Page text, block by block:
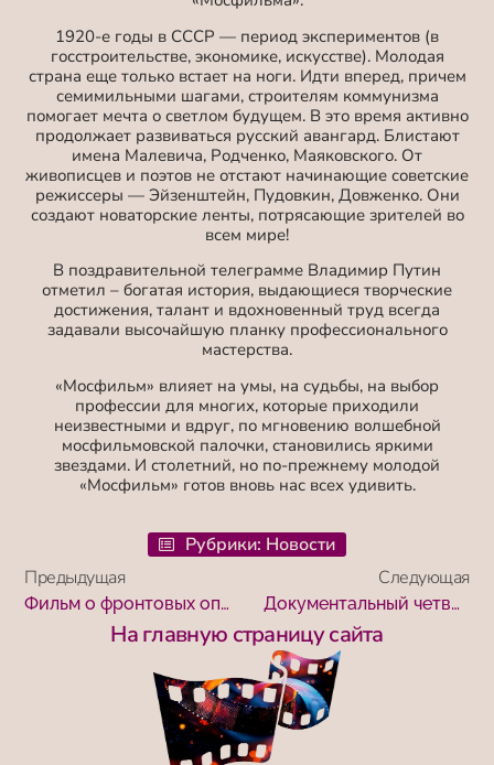
1920-е годы в СССР — период экспериментов (в
госстроительстве, экономике, искусстве). Молодая
страна еще только встает на ноги. Идти вперед, причем
семимильными шагами, строителям коммунизма
помогает мечта о светлом будущем. В это время активно
продолжает развиваться русский авангард. Блистают
имена Малевича, Родченко, Маяковского. От
живописцев и поэтов не отстают начинающие советские
режиссеры — Эйзенштейн, Пудовкин, Довженко. Они
создают новаторские ленты, потрясающие зрителей во
всем мире!
В поздравительной телеграмме Владимир Путин
отметил – богатая история, выдающиеся творческие
достижения, талант и вдохновенный труд всегда
задавали высочайшую планку профессионального
мастерства.
«Мосфильм» влияет на умы, на судьбы, на выбор
профессии для многих, которые приходили
неизвестными и вдруг, по мгновению волшебной
мосфильмовской палочки, становились яркими
звездами. И столетний, но по-прежнему молодой
«Мосфильм» готов вновь нас всех удивить.
Рубрики: Новости
Предыдущая
Фильм о фронтовых операторах увидели ставропольские студенты
Следующая
Документальный четверг в библиотеке имени Тургенева
На главную страницу сайта